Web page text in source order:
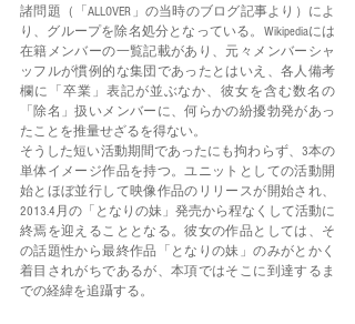
諸問題（「ALLOVER」の当時のブログ記事より）によ
り、グループを除名処分となっている。Wikipediaには
在籍メンバーの一覧記載があり、元々メンバーシャ
ッフルが慣例的な集団であったとはいえ、各人備考
欄に「卒業」表記が並ぶなか、彼女を含む数名の
「除名」扱いメンバーに、何らかの紛擾勃発があっ
たことを推量せざるを得ない。
そうした短い活動期間であったにも拘わらず、3本の
単体イメージ作品を持つ。ユニットとしての活動開
始とほぼ並行して映像作品のリリースが開始され、
2013.4月の「となりの妹」発売から程なくして活動に
終焉を迎えることとなる。彼女の作品としては、そ
の話題性から最終作品「となりの妹」のみがとかく
着目されがちであるが、本項ではそこに到達するま
での経緯を追躡する。